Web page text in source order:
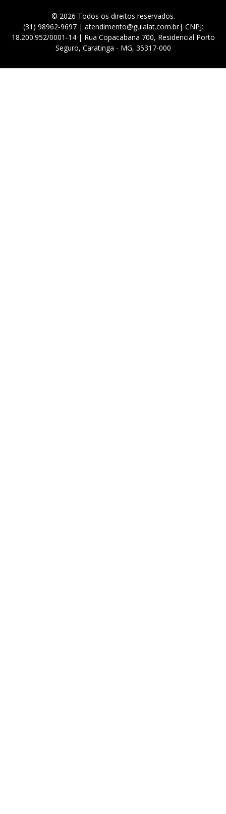
© 2026 Todos os direitos reservados.
(31) 98962-9697 | atendimento@guialat.com.br| CNPJ:
18.200.952/0001-14 | Rua Copacabana 700, Residencial Porto
Seguro, Caratinga - MG, 35317-000